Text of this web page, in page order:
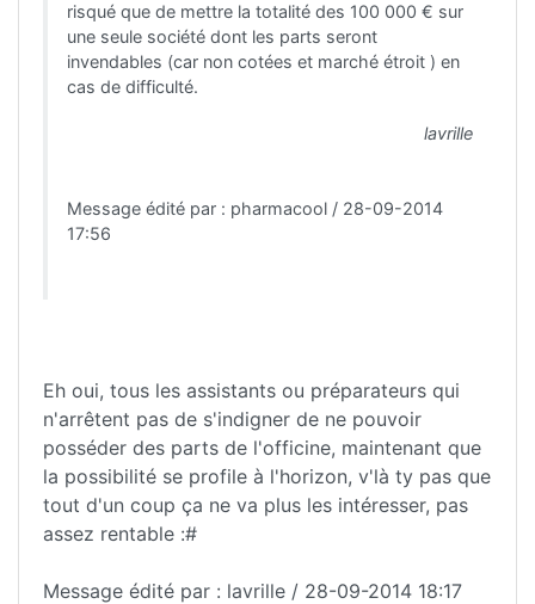
risqué que de mettre la totalité des 100 000 € sur
une seule société dont les parts seront
invendables (car non cotées et marché étroit ) en
cas de difficulté.
lavrille
Message édité par : pharmacool / 28-09-2014
17:56
Eh oui, tous les assistants ou préparateurs qui
n'arrêtent pas de s'indigner de ne pouvoir
posséder des parts de l'officine, maintenant que
la possibilité se profile à l'horizon, v'là ty pas que
tout d'un coup ça ne va plus les intéresser, pas
assez rentable :#
Message édité par : lavrille / 28-09-2014 18:17